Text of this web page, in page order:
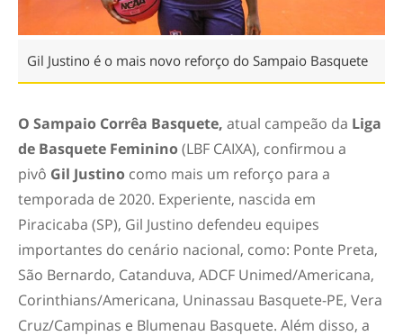
Gil Justino é o mais novo reforço do Sampaio Basquete
O Sampaio Corrêa Basquete, atual campeão da Liga
de Basquete Feminino(LBF CAIXA), confirmou a
pivô Gil Justino como mais um reforço para a
temporada de 2020. Experiente, nascida em
Piracicaba (SP), Gil Justino defendeu equipes
importantes do cenário nacional, como: Ponte Preta,
São Bernardo, Catanduva, ADCF Unimed/Americana,
Corinthians/Americana, Uninassau Basquete-PE, Vera
Cruz/Campinas e Blumenau Basquete. Além disso, a